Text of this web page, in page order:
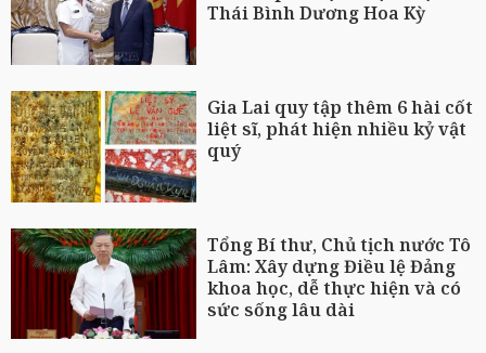
Thái Bình Dương Hoa Kỳ
Gia Lai quy tập thêm 6 hài cốt
liệt sĩ, phát hiện nhiều kỷ vật
quý
Tổng Bí thư, Chủ tịch nước Tô
Lâm: Xây dựng Điều lệ Đảng
khoa học, dễ thực hiện và có
sức sống lâu dài